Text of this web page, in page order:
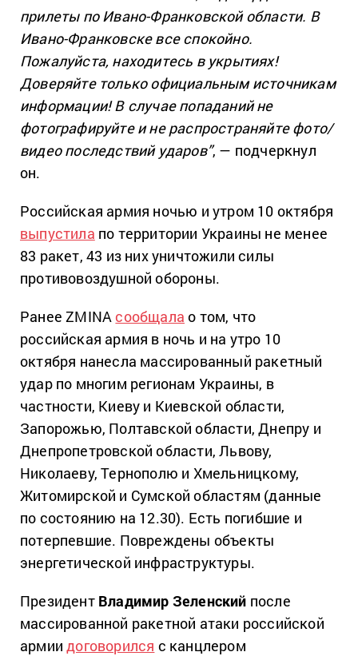
прилеты по Ивано-Франковской области. В
Ивано-Франковске все спокойно.
Пожалуйста, находитесь в укрытиях!
Доверяйте только официальным источникам
информации! В случае попаданий не
фотографируйте и не распространяйте фото/
видео последствий ударов”, — подчеркнул
он.
Российская армия ночью и утром 10 октября
выпустила по территории Украины не менее
83 ракет, 43 из них уничтожили силы
противовоздушной обороны.
Ранее ZMINA сообщала о том, что
российская армия в ночь и на утро 10
октября нанесла массированный ракетный
удар по многим регионам Украины, в
частности, Киеву и Киевской области,
Запорожью, Полтавской области, Днепру и
Днепропетровской области, Львову,
Николаеву, Тернополю и Хмельницкому,
Житомирской и Сумской областям (данные
по состоянию на 12.30). Есть погибшие и
потерпевшие. Повреждены объекты
энергетической инфраструктуры.
ПрезидентВладимир Зеленский после
массированной ракетной атаки российской
армиидоговорился с канцлером